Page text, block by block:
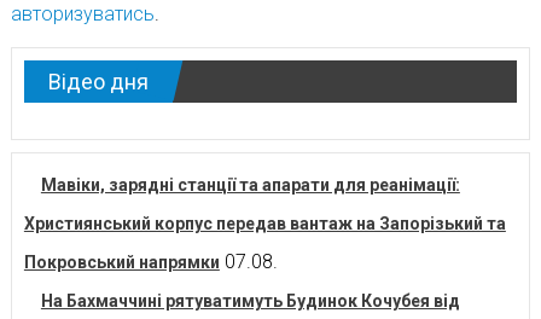
авторизуватись
Відео дня
Мавіки, зарядні станції та апарати для реанімації:
Християнський корпус передав вантаж на Запорізький та
Покровський напрямки 07.08.
На Бахмаччині рятуватимуть Будинок Кочубея від